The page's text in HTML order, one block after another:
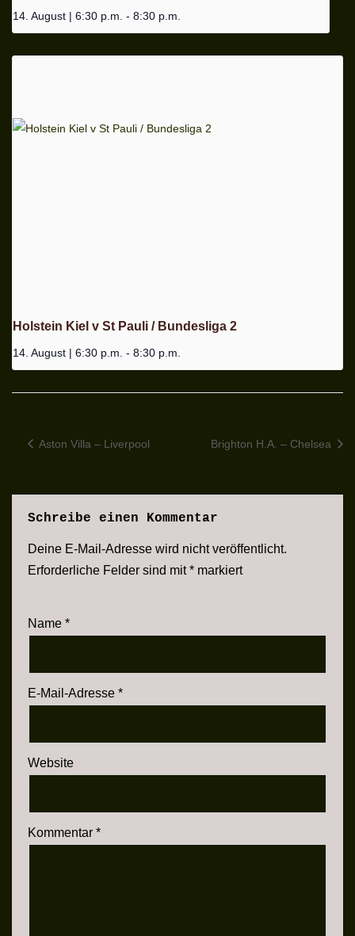
14. August | 6:30 p.m. - 8:30 p.m.
Holstein Kiel v St Pauli / Bundesliga 2
14. August | 6:30 p.m. - 8:30 p.m.
Aston Villa – Liverpool Brighton H.A. – Chelsea
Schreibe einen Kommentar
Deine E-Mail-Adresse wird nicht veröffentlicht.
Erforderliche Felder sind mit* markiert
Name *
E-Mail-Adresse *
Website
Kommentar *